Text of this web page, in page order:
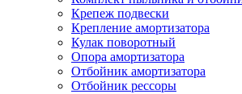
Крепеж подвески
Крепление амортизатора
Кулак поворотный
Опора амортизатора
Отбойник амортизатора
Отбойник рессоры